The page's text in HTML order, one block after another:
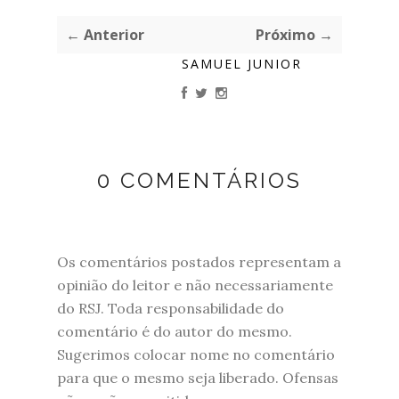
← Anterior Próximo →
SAMUEL JUNIOR
0 COMENTÁRIOS
Os comentários postados representam a
opinião do leitor e não necessariamente
do RSJ. Toda responsabilidade do
comentário é do autor do mesmo.
Sugerimos colocar nome no comentário
para que o mesmo seja liberado. Ofensas